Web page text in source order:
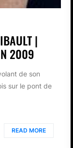
|
2009
de son
sur le pont de
READ MORE